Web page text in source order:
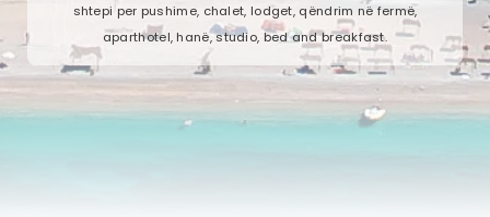
shtepi per pushime, chalet, lodget, qëndrim në fermë,
aparthotel, hanë, studio, bed and breakfast.